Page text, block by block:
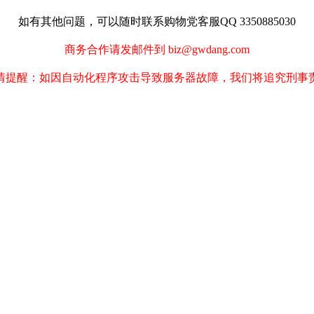
如有其他问题，可以随时联系购物党客服QQ 3350885030
商务合作请发邮件到 biz@gwdang.com
提醒：如因自动化程序攻击导致服务器故障，我们将追究刑事